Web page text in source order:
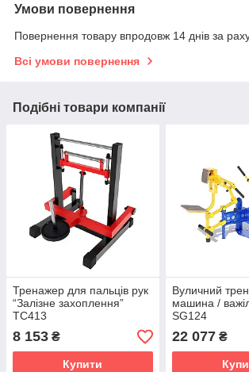
Умови повернення
Повернення товару впродовж 14 днів за
Всі умови повернення
Подібні товари компанії
Тренажер для пальців рук
“Залізне захоплення”
ТС413
8 153 ₴
Купити
Вуличний
машина /
SG124
22 077₴